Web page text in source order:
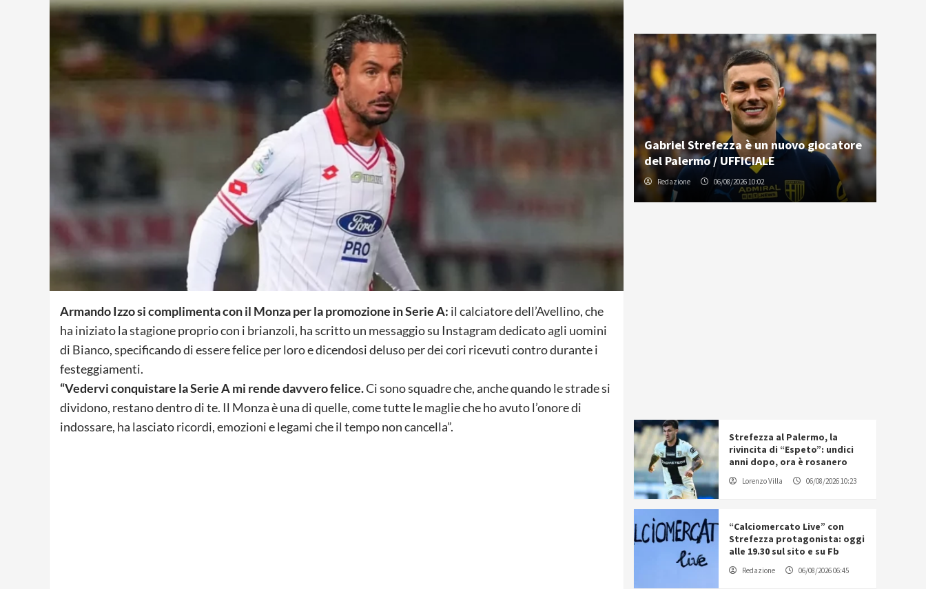
Armando Izzo si complimenta con il Monza per la promozione in Serie A: il calciatore dell’Avellino, che
ha iniziato la stagione proprio con i brianzoli, ha scritto un messaggio su Instagram dedicato agli uomini
di Bianco, specificando di essere felice per loro e dicendosi deluso per dei cori ricevuti contro durante i
festeggiamenti.
“Vedervi conquistare la Serie A mi rende davvero felice.Ci sono squadre che, anche quando le strade si
dividono, restano dentro di te. Il Monza è una di quelle, come tutte le maglie che ho avuto l’onore di
indossare, ha lasciato ricordi, emozioni e legami che il tempo non cancella”.
Gabriel Strefezza è un nuovo giocatore
del Palermo / UFFICIALE
Redazione 06/08/2026 10:02
Strefezza al Palermo, la
rivincita di “Espeto”: undici
anni dopo, ora è rosanero
Lorenzo Villa 06/08/2026 10:23
“Calciomercato Live” con
Strefezza protagonista: oggi
alle 19.30 sul sito e su Fb
Redazione 06/08/2026 06:45